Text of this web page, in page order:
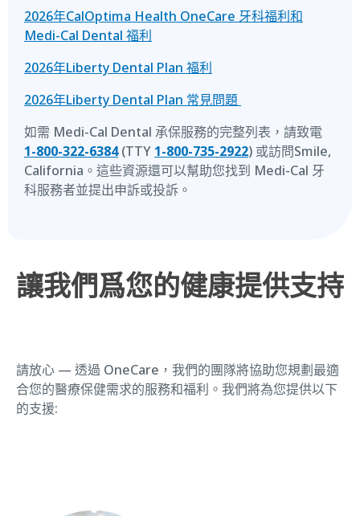
2026年CalOptima Health OneCare 牙科福利和
Medi-Cal Dental 福利
2026年Liberty Dental Plan 福利
2026年Liberty Dental Plan 常見問題
如需 Medi-Cal Dental 承保服務的完整列表，請致電
1-800-322-6384(TTY 1-800-735-2922) 或訪問Smile,
California。這些資源還可以幫助您找到 Medi-Cal 牙
科服務者並提出申訴或投訴。
讓我們爲您的健康提供支持
請放心 — 透過 OneCare，我們的團隊將協助您規劃最適
合您的醫療保健需求的服務和福利。我們將為您提供以下
的支援: